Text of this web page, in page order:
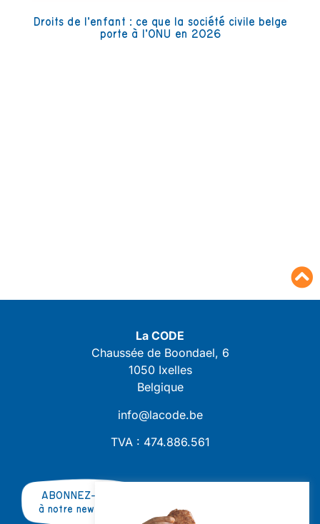
Droits de l’enfant : ce que la société civile belge
porte à l’ONU en 2026
La CODE
Chaussée de Boondael, 6
1050 Ixelles
Belgique
info@lacode.be
TVA : 474.886.561
ABONNEZ-VOUS
à notre newsletter